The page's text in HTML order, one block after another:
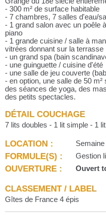
- 300 m² de surface habitable
- 7 chambres, 7 salles d'eau/
- 1 grand salon avec un poêle
piano
- 1 grande cuisine / salle à
vitrées donnant sur la terrasse
- un grand spa (bain
- une guinguette / cuisine d'été
- une salle de jeu couverte
- en option, une salle de 50
des séances de yoga, des
des petits spectacles.
DÉTAIL COUCHAGE
7 lits doubles - 1 lit simple - 1
LOCATION :
FORMULE(S) : Gestion
OUVERTURE : Ouvert
CLASSEMENT / LABEL
Gîtes de France 4 épis